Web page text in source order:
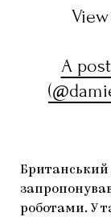
ЯКA
Британський
роботами. У